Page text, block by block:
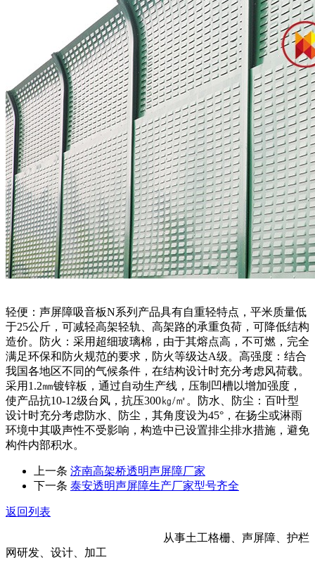
轻便：声屏障吸音板N系列产品具有自重轻特点，平米质量低
于25公斤，可减轻高架轻轨、高架路的承重负荷，可降低结构
造价。防火：采用超细玻璃棉，由于其熔点高，不可燃，完全
满足环保和防火规范的要求，防火等级达A级。高强度：结合
我国各地区不同的气候条件，在结构设计时充分考虑风荷载。
采用1.2㎜镀锌板，通过自动生产线，压制凹槽以增加强度，
使产品抗10-12级台风，抗压300㎏/㎡。防水、防尘：百叶型
设计时充分考虑防水、防尘，其角度设为45°，在扬尘或淋雨
环境中其吸声性不受影响，构造中已设置排尘排水措施，避免
构件内部积水。
上一条 济南高架桥透明声屏障厂家
下一条 泰安透明声屏障生产厂家型号齐全
返回列表
从事土工格栅、声屏障、护栏
网研发、设计、加工